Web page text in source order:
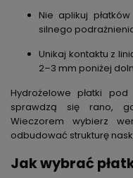
Nie aplikuj
silnego
Unikaj kontaktu z
2–3 mm poniżej
Hydrożelowe płatki
sprawdzą się rano,
Wieczorem wybierz
odbudować strukturę
Jak wybrać